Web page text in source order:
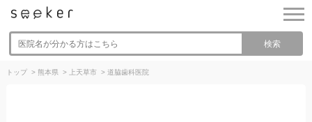
検索
トップ > 熊本県 > 上天草市 > 道脇歯科医院